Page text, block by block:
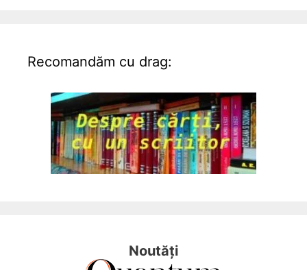
Recomandăm cu drag:
Noutăți